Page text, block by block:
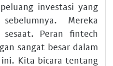
investasi yang
Mereka
Peran fintech
sangat besar dalam
Kita bicara tentang